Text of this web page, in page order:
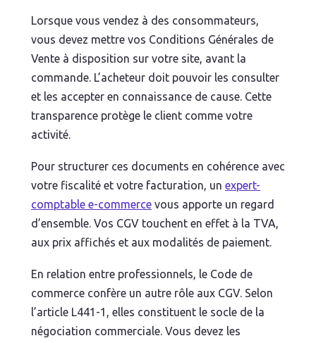
Lorsque vous vendez à des consommateurs,
vous devez mettre vos Conditions Générales de
Vente à disposition sur votre site, avant la
commande. L’acheteur doit pouvoir les consulter
et les accepter en connaissance de cause. Cette
transparence protège le client comme votre
activité.
Pour structurer ces documents en cohérence avec
votre fiscalité et votre facturation, un expert-
comptable e-commerce vous apporte un regard
d’ensemble. Vos CGV touchent en effet à la TVA,
aux prix affichés et aux modalités de paiement.
En relation entre professionnels, le Code de
commerce confère un autre rôle aux CGV. Selon
l’article L441-1, elles constituent le socle de la
négociation commerciale. Vous devez les